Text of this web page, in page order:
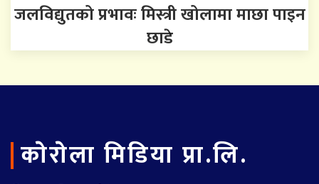
जलविद्युतको प्रभावः मिस्त्री खोलामा माछा पाइन
छाडे
काेराेला मिडिया प्रा.लि.